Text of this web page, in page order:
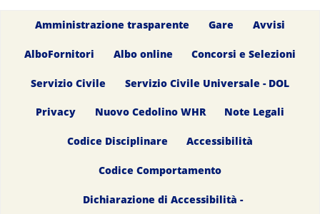
Amministrazione trasparente Gare Avvisi
AlboFornitori Albo online Concorsi e Selezioni
Servizio Civile Servizio Civile Universale - DOL
Privacy Nuovo Cedolino WHR Note Legali
Codice Disciplinare Accessibilità
Codice Comportamento
Dichiarazione di Accessibilità -